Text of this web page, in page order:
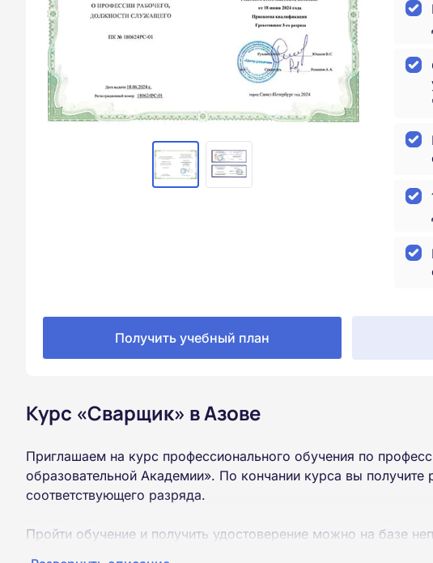
Получить учебный план
Курс «Сварщик» в Азове
Приглашаем на курс профессионального обучения по
образовательной Академии». По кончании курса вы
соответствующего разряда.
Пройти обучение и получить удостоверение можно на базе